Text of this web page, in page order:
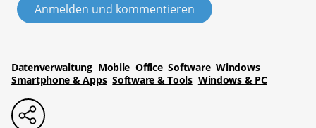
Anmelden und kommentieren
Datenverwaltung Mobile Office Software Windows
Smartphone & Apps Software & Tools Windows & PC